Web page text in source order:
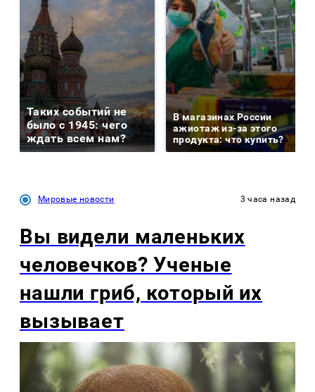
Таких событий не
было с 1945: чего
ждать всем нам?
В магазинах России
ажиотаж из-за этого
продукта: что купить?
Мировые новости 3 часа назад
Вы видели маленьких
человечков? Ученые
нашли гриб, который их
вызывает